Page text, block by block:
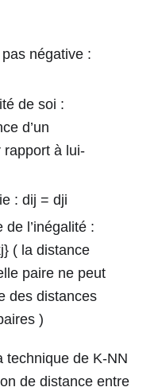
négative :
de soi :
d’un
rapport à lui-
: dij = dji
l’inégalité :
( la distance
paire ne peut
des distances
)
technique de K-NN
de distance entre